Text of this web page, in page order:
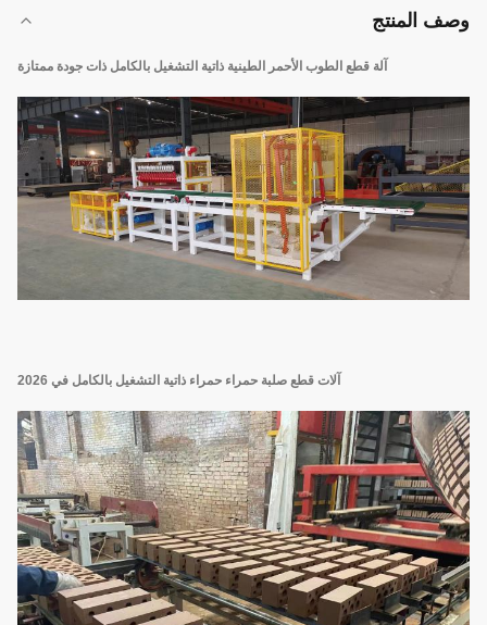
وصف المنتج
آلة قطع الطوب الأحمر الطينية ذاتية التشغيل بالكامل ذات جودة ممتازة
آلات قطع صلبة حمراء حمراء ذاتية التشغيل بالكامل في 2026